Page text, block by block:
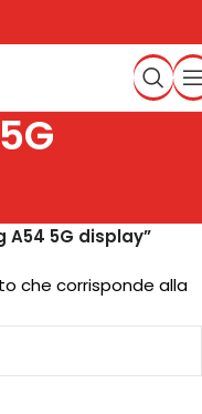
5G display”
che corrisponde alla